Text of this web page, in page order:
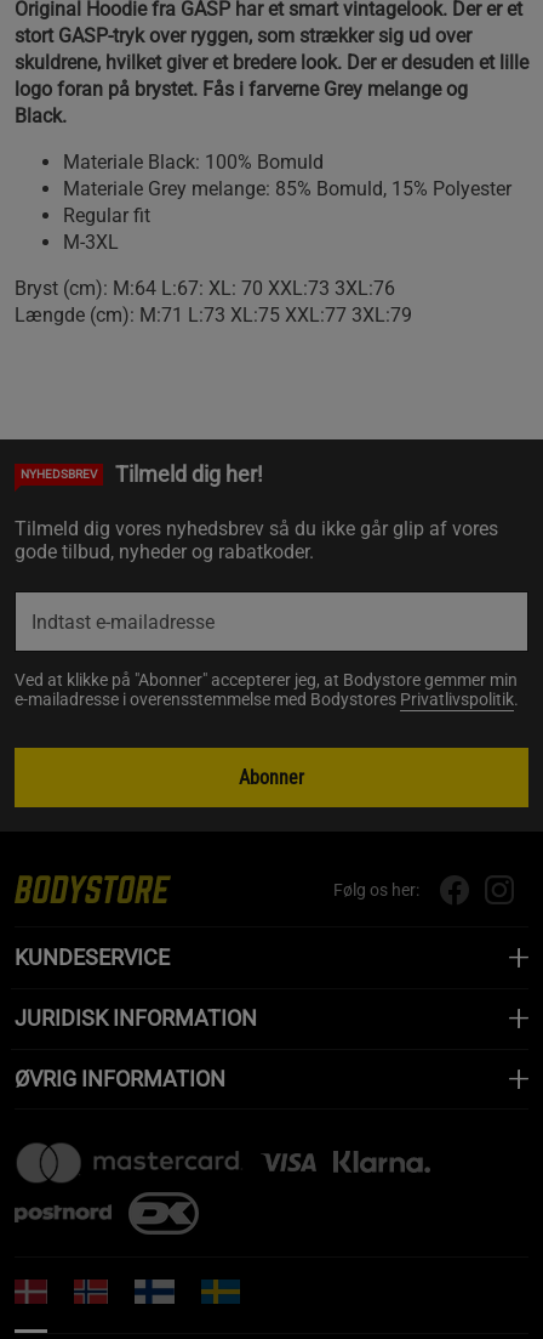
Original Hoodie fra GASP har et smart vintagelook. Der er et
stort GASP-tryk over ryggen, som strækker sig ud over
skuldrene, hvilket giver et bredere look. Der er desuden et lille
logo foran på brystet. Fås i farverne Grey melange og
Black.
Materiale Black: 100% Bomuld
Materiale Grey melange: 85% Bomuld, 15% Polyester
Regular fit
M-3XL
Bryst (cm): M:64 L:67: XL: 70 XXL:73 3XL:76
Længde (cm): M:71 L:73 XL:75 XXL:77 3XL:79
NYHEDSBREV Tilmeld dig her!
Tilmeld dig vores nyhedsbrev så du ikke går glip af vores
gode tilbud, nyheder og rabatkoder.
Ved at klikke på "Abonner" accepterer jeg, at Bodystore gemmer min
e-mailadresse i overensstemmelse med Bodystores Privatlivspolitik.
Abonner
Følg os her:
KUNDESERVICE
JURIDISK INFORMATION
ØVRIG INFORMATION